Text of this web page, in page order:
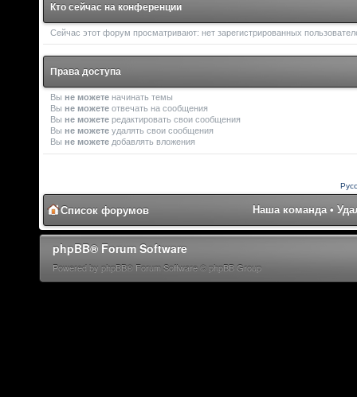
Кто сейчас на конференции
Сейчас этот форум просматривают: нет зарегистрированных
Права доступа
Вы не можете начинать темы
Вы не можете отвечать на сообщения
Вы не можете редактировать свои сообщения
Вы не можете удалять свои сообщения
Вы не можете добавлять вложения
Список форумов Наша команда •
phpBB® Forum Software
Powered by phpBB® Forum Software © phpBB Group